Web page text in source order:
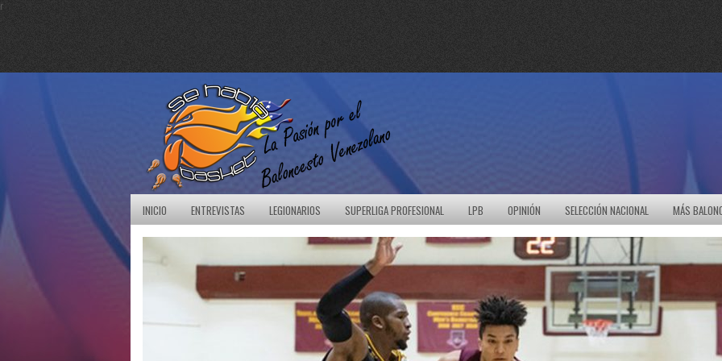
r
INICIO ENTREVISTAS LEGIONARIOS SUPERLIGA PROFESIONAL LPB OPINIÓN SELECCIÓN NACIONAL MÁS